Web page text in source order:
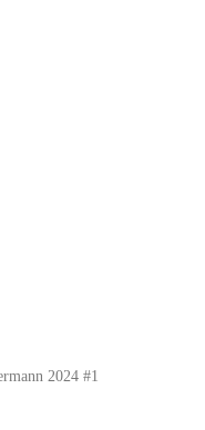
2024 #1